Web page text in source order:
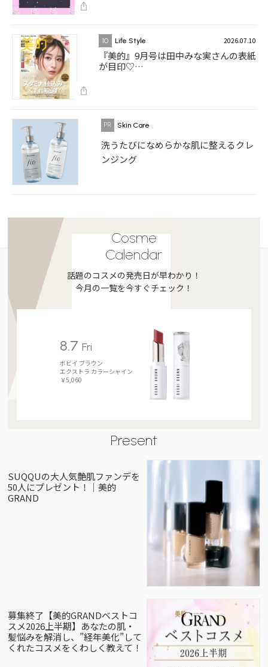
10 Life Style 2026.07.10
『美的』9月号は田中みな実さんの表紙
が目印♡…
Skin Care
洗うたびになめらかな肌に整えるクレ
ンジング
Cosme
Calendar
話題のコスメの発売日が早わかり！
今月の一覧を今すぐチェック！
8.7Fri
ボビイ ブラウン
エクストラ カラーシャイン
￥5,060
Present
SUQQUの大人気艶肌ファンデを
50人にプレゼント！｜美的
GRAND
募集終了【美的GRANDベストコ
スメ2026上半期】あなたの肌・
髪悩みを解消し、”経年美化”して
くれたコスメをくわしく教えて！